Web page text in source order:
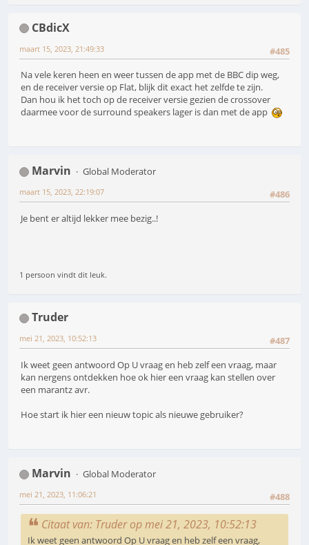
CBdicX
#485
maart 15, 2023, 21:49:33
Na vele keren heen en weer tussen de app met de BBC dip weg,
en de receiver versie op Flat, blijk dit exact het zelfde te zijn.
Dan hou ik het toch op de receiver versie gezien de crossover
daarmee voor de surround speakers lager is dan met de app
Marvin
Global Moderator
#486
maart 15, 2023, 22:19:07
Je bent er altijd lekker mee bezig..!
1 persoon vindt dit leuk.
Truder
#487
mei 21, 2023, 10:52:13
Ik weet geen antwoord Op U vraag en heb zelf een vraag, maar
kan nergens ontdekken hoe ok hier een vraag kan stellen over
een marantz avr.
Hoe start ik hier een nieuw topic als nieuwe gebruiker?
Marvin
Global Moderator
#488
mei 21, 2023, 11:06:21
Citaat van: Truder op mei 21, 2023, 10:52:13
Ik weet geen antwoord Op U vraag en heb zelf een vraag,